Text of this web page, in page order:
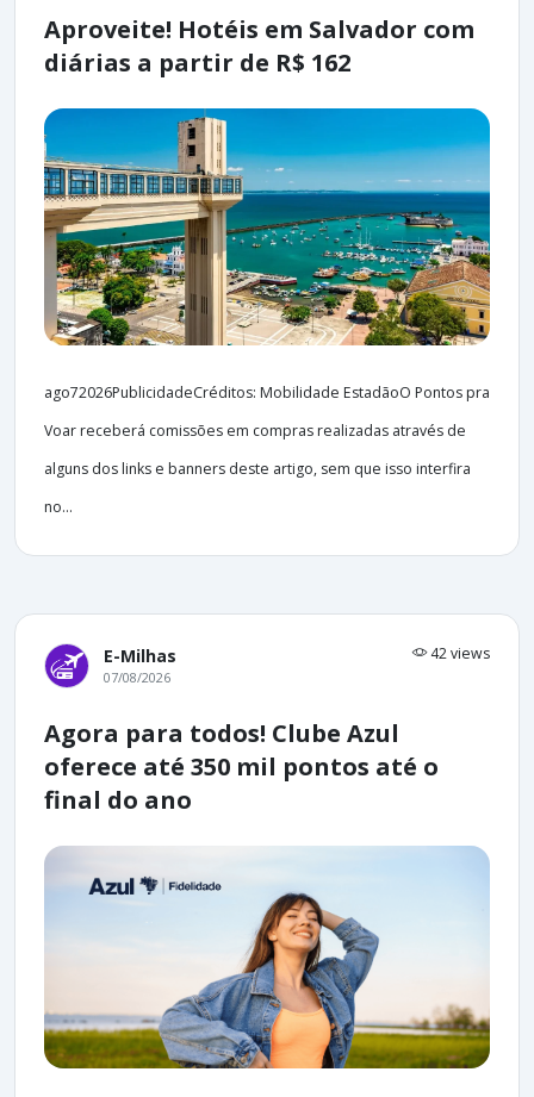
Aproveite! Hotéis em Salvador com
diárias a partir de R$ 162
ago72026PublicidadeCréditos: Mobilidade EstadãoO Pontos pra
Voar receberá comissões em compras realizadas através de
alguns dos links e banners deste artigo, sem que isso interfira
no...
E-Milhas 42 views
07/08/2026
Agora para todos! Clube Azul
oferece até 350 mil pontos até o
final do ano